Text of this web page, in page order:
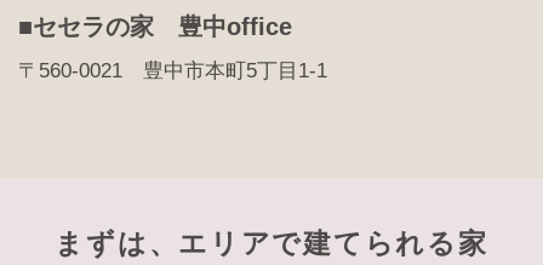
■セセラの家 豊中office
〒560-0021 豊中市本町5丁目1-1
まずは、エリアで建てられる家